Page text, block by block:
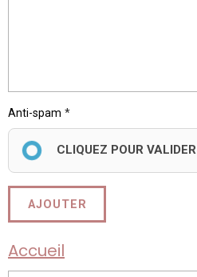
Anti-spam
CLIQUEZ POUR VALIDER
AJOUTER
Accueil